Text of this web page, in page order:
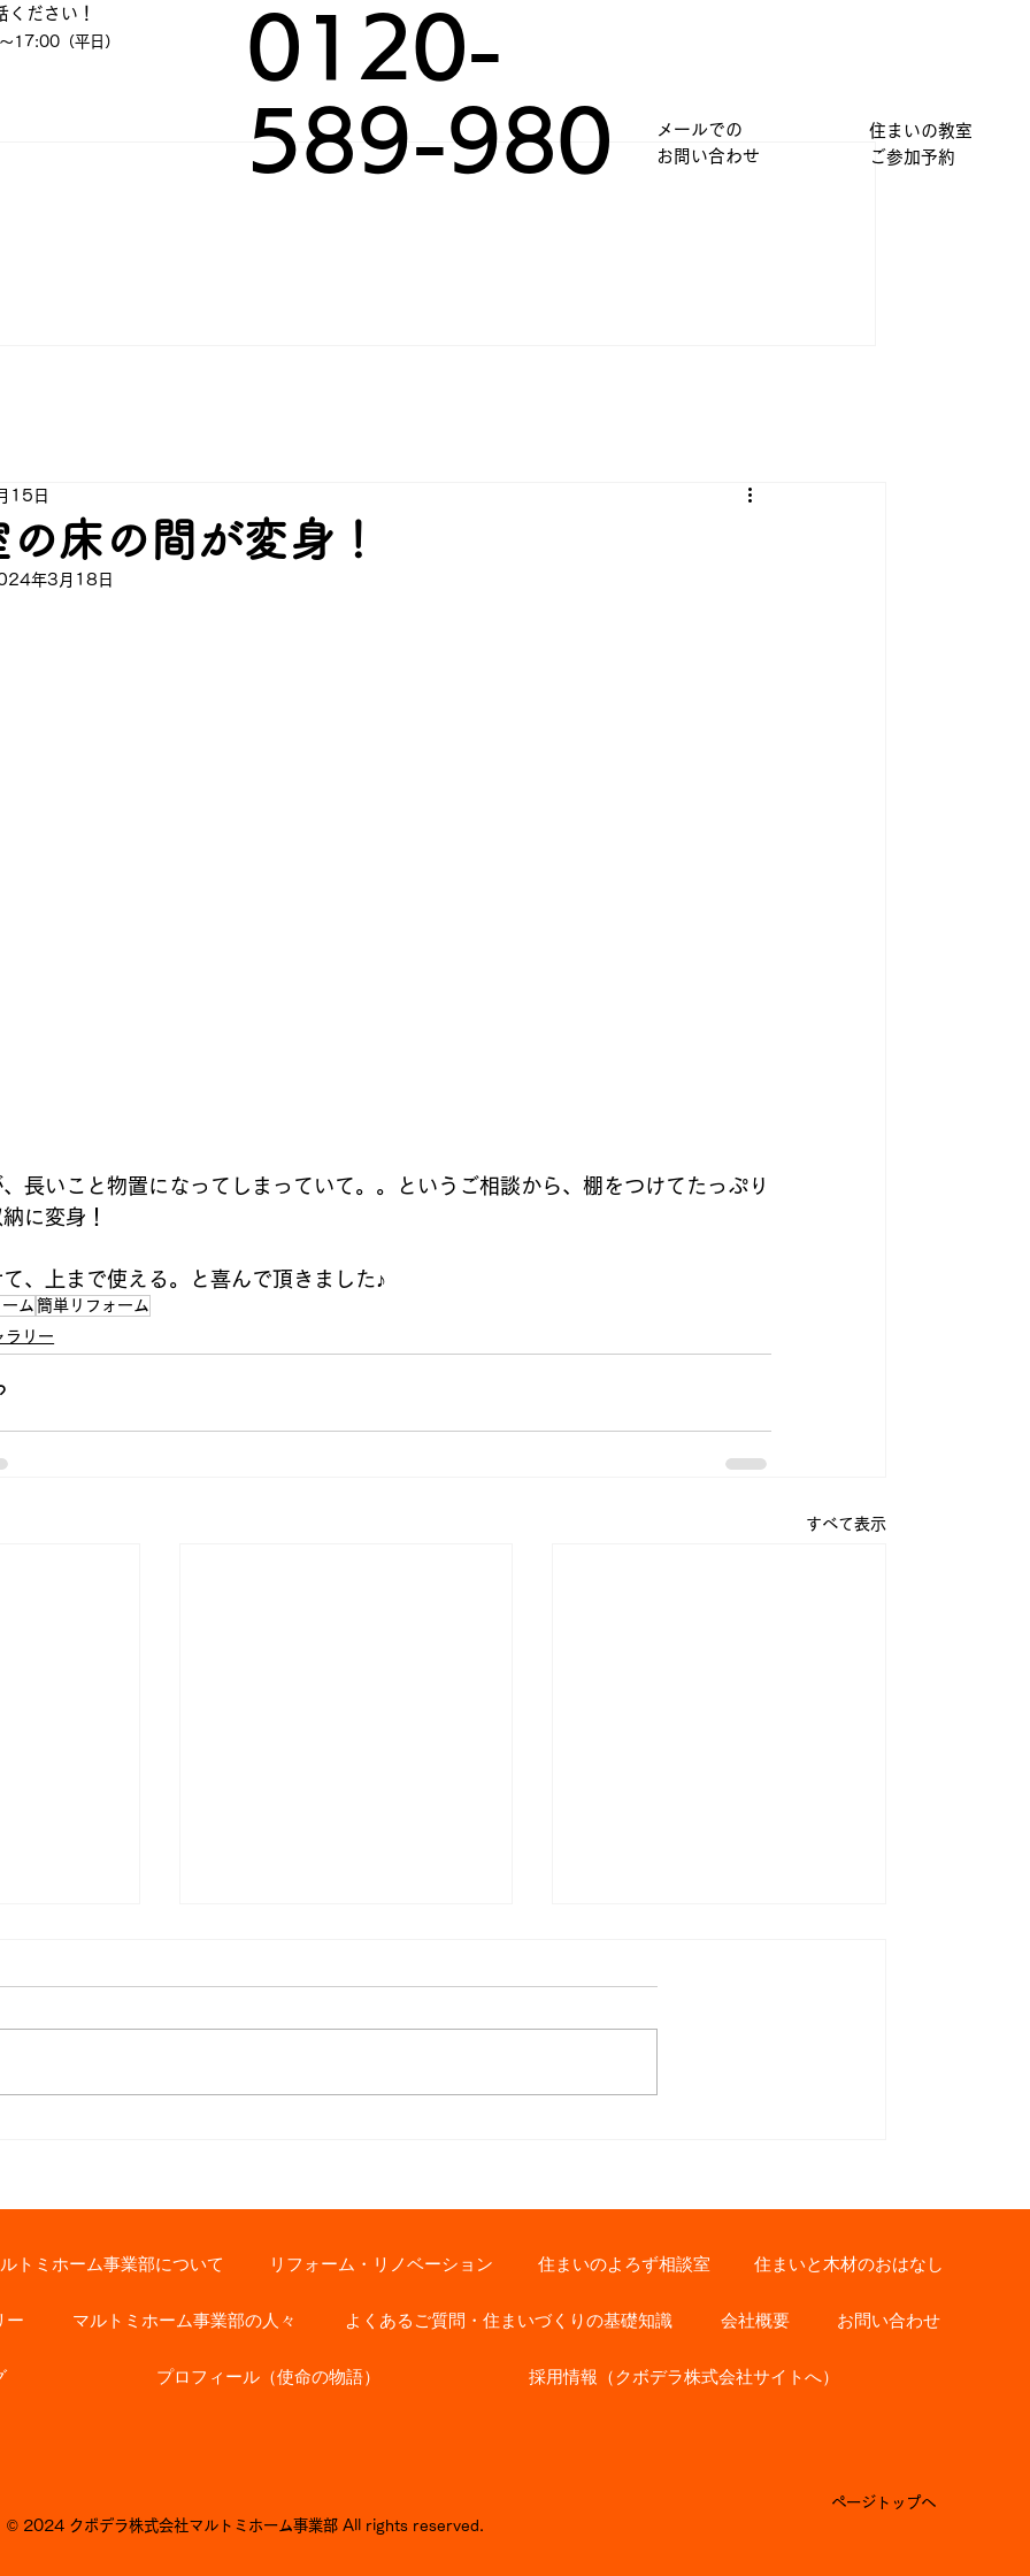
ください！
17:00（平日）
0120-
589-980
メールでの
​お問い合わせ
住まいの教室
​ご参加予約
床の間が変身！
15日
年3月18日
長いこと物置になってしまっていて。。というご相談から、棚をつけてたっぷり
に変身！
、上まで使える。と喜んで頂きました♪
ム 簡単リフォーム
ラリー
すべて表示
© 2024 クボデラ株式会社マルトミホーム事業部 All rights reserved.
トミホーム事業部について リフォーム・リノベーション 住まいのよろず相談室 住まいと木材のおはなし
ー マルトミホーム事業部の人々 よくあるご質問・住まいづくりの基礎知識 会社概要 お問い合わせ
プロフィール（使命の物語） 採用情報（クボデラ株式会社サイトへ）
ページトップへ